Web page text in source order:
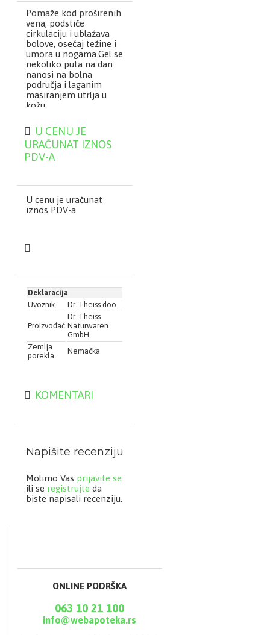
Pomaže kod proširenih
vena, podstiče
cirkulaciju i ublažava
bolove, osećaj težine i
umora u nogama.Gel se
nekoliko puta na dan
nanosi na bolna
područja i laganim
masiranjem utrlja u
kožu..
U CENU JE
URAČUNAT IZNOS
PDV-A
U cenu je uračunat
iznos PDV-a
Deklaracija
Uvoznik Dr. Theiss doo.
Proizvođač
Dr. Theiss
Naturwaren
GmbH
Zemlja
porekla
Nemačka
KOMENTARI
Napišite recenziju
Molimo Vas prijavite se
ili se registrujte da
biste napisali recenziju.
ONLINE PODRŠKA
063 10 21 100
info@webapoteka.rs